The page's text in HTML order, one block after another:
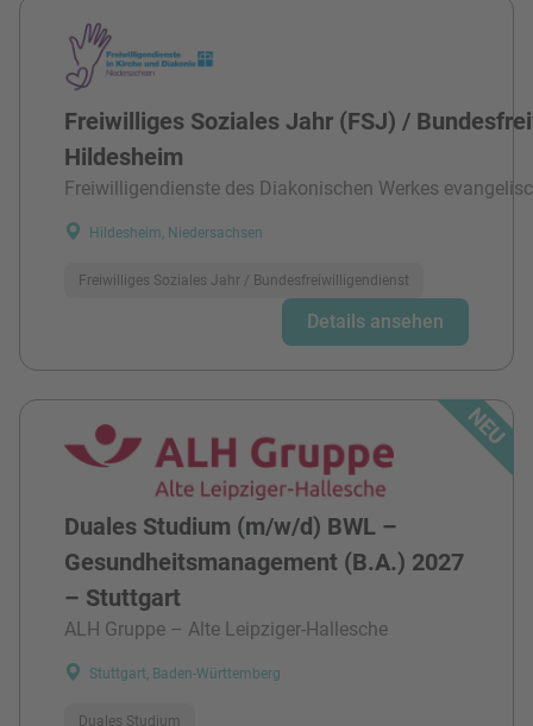
Freiwilliges Soziales Jahr (FSJ) /
Hildesheim
Freiwilligendienste des Diakonischen Werkes
Hildesheim, Niedersachsen
Freiwilliges Soziales Jahr / Bundesfreiwilligendienst
Details ansehen
Duales Studium (m/w/d) BWL –
Gesundheitsmanagement (B.A.) 2027
– Stuttgart
ALH Gruppe – Alte Leipziger-Hallesche
Stuttgart, Baden-Württemberg
Duales Studium